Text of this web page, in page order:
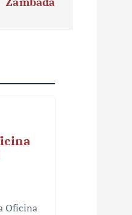
Oficina